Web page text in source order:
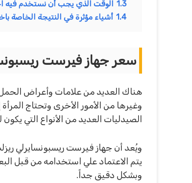
1.3 الوقت الذي يجب أن نستخدم فيه
1.4 أشياء مؤثرة في النتيجة الخاصة
سعر جهاز فيرست
هناك العديد من علامات وأعراض الحمل
وغيرها من الأمور الأخرى وتحتاج
الصيدليات العديد من الأنواع التي
ويُعد أن جهاز فيرست ريسبونسايرلي
يتم الاعتماد علي استخدامه من قبل
وبشكل دقيق جداً.